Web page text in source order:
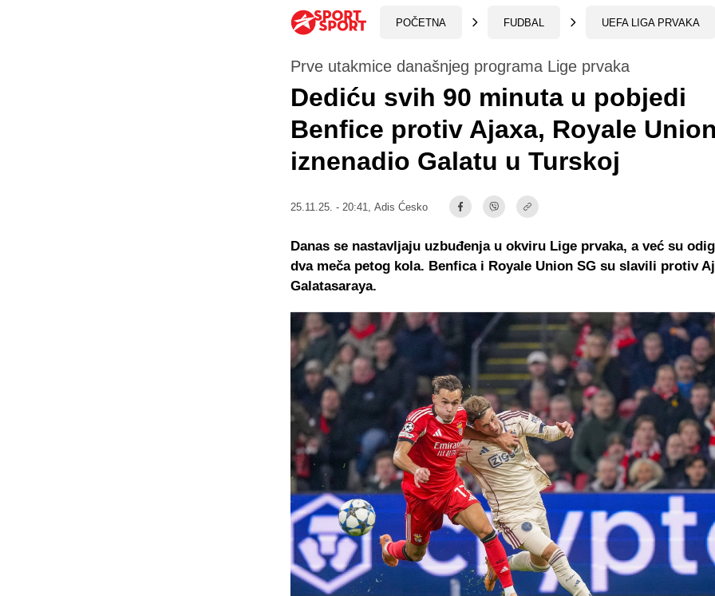
POČETNA FUDBAL UEFA LIGA PRVAKA
Prve utakmice današnjeg programa Lige prvaka
Dediću svih 90 minuta u pobjedi
Benfice protiv Ajaxa, Royale
iznenadio Galatu u Turskoj
25.11.25. - 20:41, Adis Ćesko
Danas se nastavljaju uzbuđenja u okviru Lige prvaka, a već su
dva meča petog kola. Benfica i Royale Union SG su slavili protiv
Galatasaraya.